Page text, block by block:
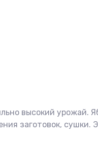
высокий урожай.
заготовок, сушки.